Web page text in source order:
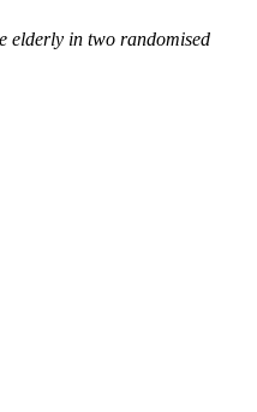
elderly in two randomised